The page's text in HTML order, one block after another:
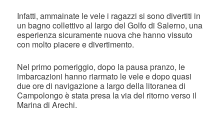
Infatti, ammainate le vele i ragazzi si sono divertiti in
un bagno collettivo al largo del Golfo di Salerno, una
esperienza sicuramente nuova che hanno vissuto
con molto piacere e divertimento.
Nel primo pomeriggio, dopo la pausa pranzo, le
imbarcazioni hanno riarmato le vele e dopo quasi
due ore di navigazione a largo della litoranea di
Campolongo è stata presa la via del ritorno verso il
Marina di Arechi.